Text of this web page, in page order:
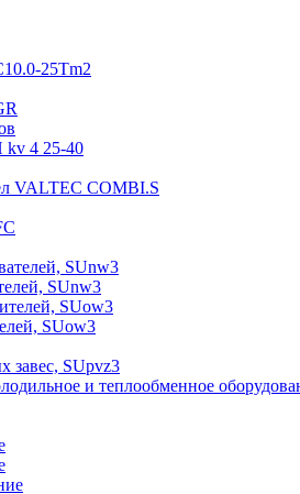
SUnw3
SUow3
завес, SUpvz3
и теплообменное